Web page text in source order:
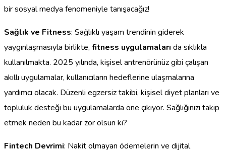
bir sosyal medya fenomeniyle tanışacağız!
Sağlık ve Fitness: Sağlıklı yaşam trendinin giderek
yaygınlaşmasıyla birlikte, fitness uygulamaları da sıklıkla
kullanılmakta. 2025 yılında, kişisel antrenörünüz gibi çalışan
akıllı uygulamalar, kullanıcıların hedeflerine ulaşmalarına
yardımcı olacak. Düzenli egzersiz takibi, kişisel diyet planları ve
topluluk desteği bu uygulamalarda öne çıkıyor. Sağlığınızı takip
etmek neden bu kadar zor olsun ki?
Fintech Devrimi: Nakit olmayan ödemelerin ve dijital